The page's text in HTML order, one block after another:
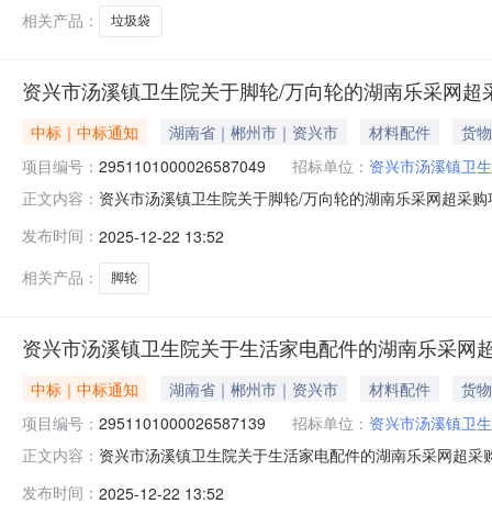
相关产品： 垃圾袋
资兴市汤溪镇卫生院关于脚轮/万向轮的湖南乐采网超
中标｜中标通知 湖南省｜郴州市｜资兴市 材料配件
货物
项目编号： 2951101000026587049 招标单位： 资兴市汤溪镇卫
正文内容： 资兴市汤溪镇卫生院关于脚轮/万向轮的湖南乐采网超采
间：-二、采购单位信息采购单位名称：资兴市汤溪镇卫
发布时间： 2025-12-22 13:52
相关产品：
脚轮
资兴市汤溪镇卫生院关于生活家电配件的湖南乐采网
中标｜中标通知 湖南省｜郴州市｜资兴市 材料配件
货物
项目编号： 2951101000026587139 招标单位： 资兴市汤溪镇卫
正文内容： 资兴市汤溪镇卫生院关于生活家电配件的湖南乐采网超
间：-二、采购单位信息采购单位名称：资兴市汤溪镇卫
发布时间： 2025-12-22 13:52